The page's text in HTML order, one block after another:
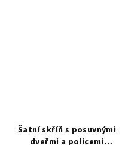
Šatní skříň s posuvnými
dveřmi a policemi